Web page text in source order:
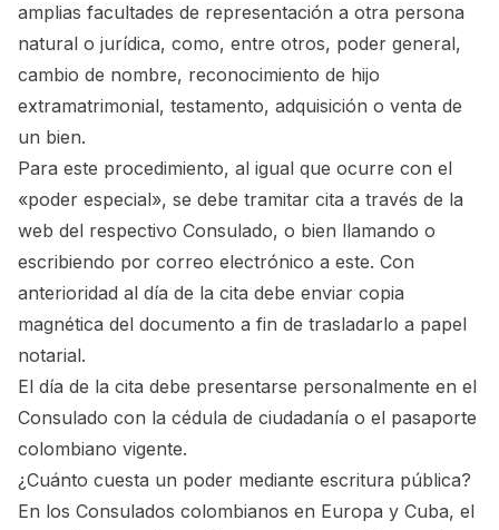
amplias facultades de representación a otra persona
natural o jurídica, como, entre otros, poder general,
cambio de nombre, reconocimiento de hijo
extramatrimonial, testamento, adquisición o venta de
un bien.
Para este procedimiento, al igual que ocurre con el
«poder especial», se debe tramitar cita a través de la
web del respectivo Consulado, o bien llamando o
escribiendo por correo electrónico a este. Con
anterioridad al día de la cita debe enviar copia
magnética del documento a fin de trasladarlo a papel
notarial.
El día de la cita debe presentarse personalmente en el
Consulado con la cédula de ciudadanía o el pasaporte
colombiano vigente.
¿Cuánto cuesta un poder mediante escritura pública?
En los Consulados colombianos en Europa y Cuba, el